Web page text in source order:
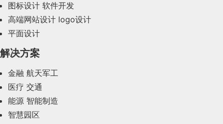
2023年8月(88)
2023年7月(62)
2023年6月(58)
2023年5月(28)
2023年4月(47)
图标设计 软件开发
高端网站设计 logo设计
平面设计
解决方案
金融 航天军工
医疗 交通
能源 智能制造
智慧园区